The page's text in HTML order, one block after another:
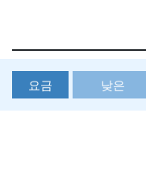
요금 낮은